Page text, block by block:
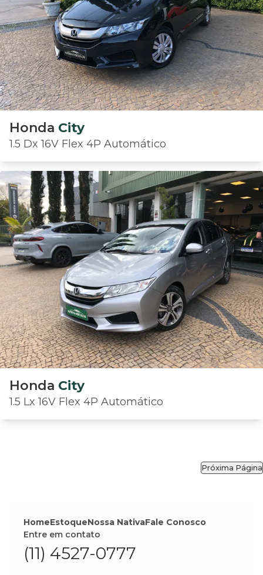
Honda City
1.5 Dx 16V Flex 4P Automático
Honda City
1.5 Lx 16V Flex 4P Automático
Próxima Página
HomeEstoqueNossa NativaFale Conosco
Entre em contato
(11) 4527-0777